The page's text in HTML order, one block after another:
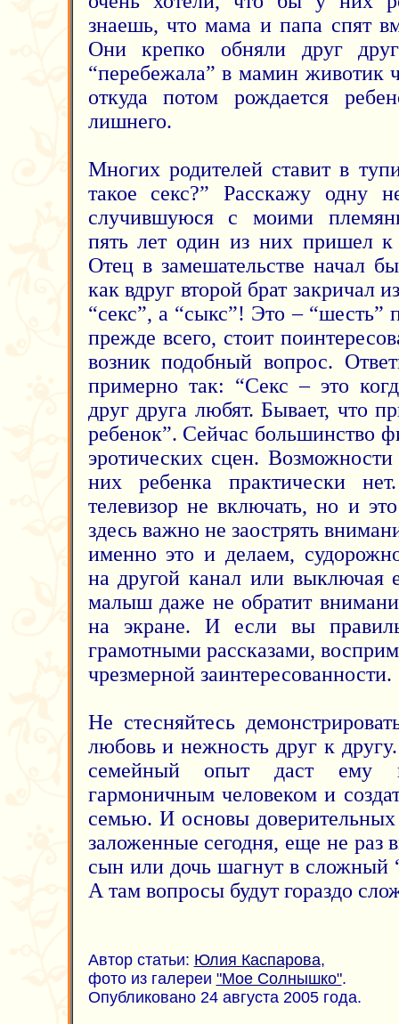
знаешь, что мама и папа спят
Они крепко обняли друг
“перебежала” в мамин животик
откуда потом рождается
лишнего.
Многих родителей ставит в
такое секс?” Расскажу одну
случившуюся с моими
пять лет один из них пришел
Отец в замешательстве начал
как вдруг второй брат закричал
“секс”, а “сыкс”! Это – “шесть”
прежде всего, стоит
возник подобный вопрос.
примерно так: “Секс – это
друг друга любят. Бывает, что
ребенок”. Сейчас большинство
эротических сцен.
них ребенка практически
телевизор не включать, но и
здесь важно не заострять
именно это и делаем,
на другой канал или выключая
малыш даже не обратит
на экране. И если вы
грамотными рассказами,
чрезмерной заинтересованности.
Не стесняйтесь
любовь и нежность друг к
семейный опыт даст ему
гармоничным человеком и
семью. И основы
заложенные сегодня, еще не раз
сын или дочь шагнут в сложный
А там вопросы будут гораздо
Автор статьи: Юлия Каспарова,
фото из галереи "Мое Солнышко".
Опубликовано 24 августа 2005 года.